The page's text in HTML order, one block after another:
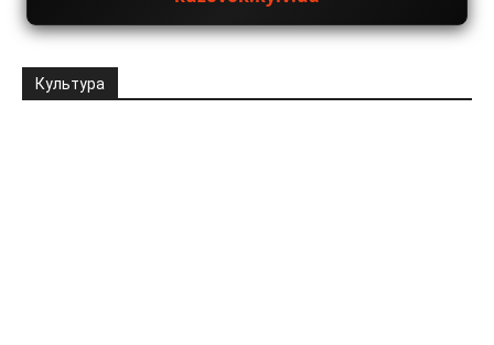
Культура